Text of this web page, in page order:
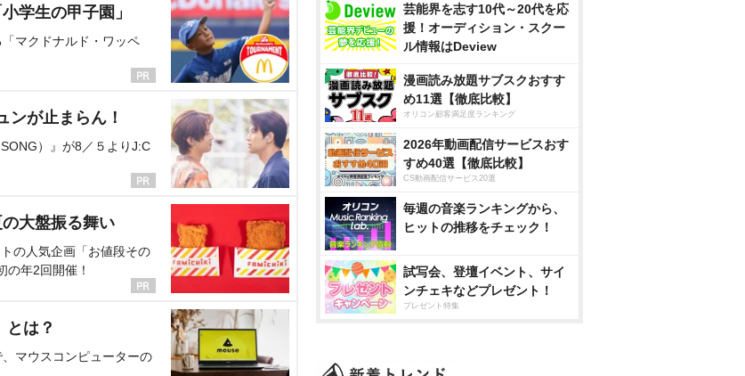
学生の甲子園」
マクドナルド・ワッペ
ンが止まらん！
）』が8／５よりJ:C
大盤振る舞い
の人気企画「お値段その
の年2回開催！
とは？
マウスコンピューターの
芸能界を志す10代～20代を応
援！オーディション・スクー
ル情報はDeview
漫画読み放題サブスクおすす
め11選【徹底比較】
オリコン顧客満足度ランキング
2026年動画配信サービスおす
すめ40選【徹底比較】
CS動画配信サービス20選
毎週の音楽ランキングから、
ヒットの推移をチェック！
試写会、登壇イベント、サイ
ンチェキなどプレゼント！
プレゼント特集